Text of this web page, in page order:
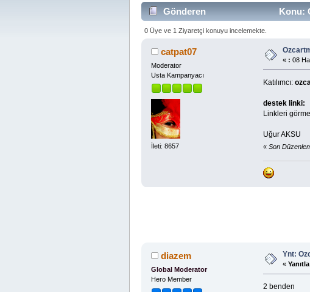
Gönderen Konu:
0 Üye ve 1 Ziyaretçi konuyu incelemekte.
catpat07
Moderator
Usta Kampanyacı
İleti: 8657
« : 08
Katılımcı:
destek linki:
Linkleri
Uğur AKSU
« Son
diazem
Global Moderator
Hero Member
Ynt:
«
2 benden